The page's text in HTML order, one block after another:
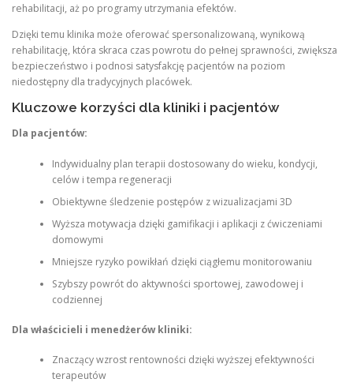
rehabilitacji, aż po programy utrzymania efektów.
Dzięki temu klinika może oferować spersonalizowaną, wynikową
rehabilitację, która skraca czas powrotu do pełnej sprawności, zwiększa
bezpieczeństwo i podnosi satysfakcję pacjentów na poziom
niedostępny dla tradycyjnych placówek.
Kluczowe korzyści dla kliniki i pacjentów
Dla pacjentów:
Indywidualny plan terapii dostosowany do wieku, kondycji,
celów i tempa regeneracji
Obiektywne śledzenie postępów z wizualizacjami 3D
Wyższa motywacja dzięki gamifikacji i aplikacji z ćwiczeniami
domowymi
Mniejsze ryzyko powikłań dzięki ciągłemu monitorowaniu
Szybszy powrót do aktywności sportowej, zawodowej i
codziennej
Dla właścicieli i menedżerów kliniki:
Znaczący wzrost rentowności dzięki wyższej efektywności
terapeutów